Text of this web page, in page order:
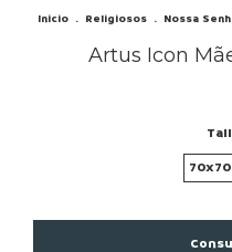
Inicio . Religiosos . Nossa
Artus Icon
70x70